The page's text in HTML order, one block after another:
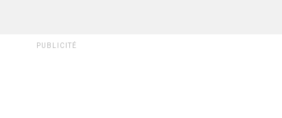
PUBLICITÉ